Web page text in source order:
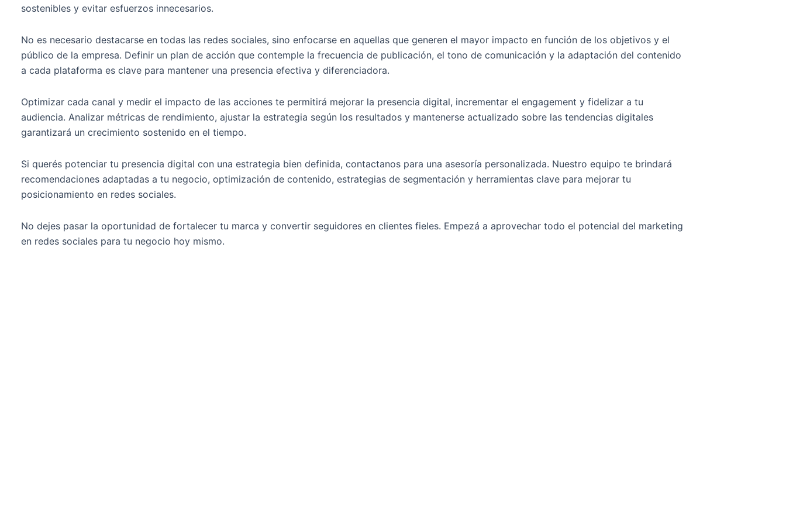
sostenibles y evitar esfuerzos innecesarios.
No es necesario destacarse en todas las redes sociales, sino enfocarse en aquellas que generen el mayor impacto en función de los objetivos y el
público de la empresa. Definir un plan de acción que contemple la frecuencia de publicación, el tono de comunicación y la adaptación del contenido
a cada plataforma es clave para mantener una presencia efectiva y diferenciadora.
Optimizar cada canal y medir el impacto de las acciones te permitirá mejorar la presencia digital, incrementar el engagement y fidelizar a tu
audiencia. Analizar métricas de rendimiento, ajustar la estrategia según los resultados y mantenerse actualizado sobre las tendencias digitales
garantizará un crecimiento sostenido en el tiempo.
Si querés potenciar tu presencia digital con una estrategia bien definida, contactanos para una asesoría personalizada. Nuestro equipo te brindará
recomendaciones adaptadas a tu negocio, optimización de contenido, estrategias de segmentación y herramientas clave para mejorar tu
posicionamiento en redes sociales.
No dejes pasar la oportunidad de fortalecer tu marca y convertir seguidores en clientes fieles. Empezá a aprovechar todo el potencial del marketing
en redes sociales para tu negocio hoy mismo.